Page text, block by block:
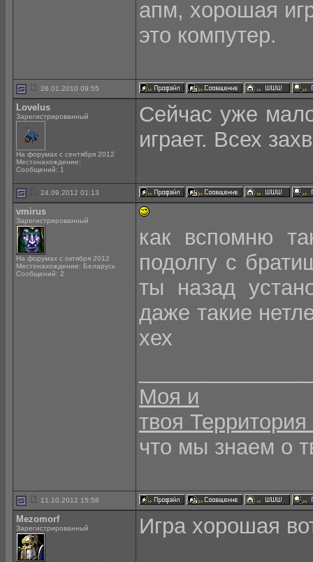
апм, хорошая
это компутер.
26.01.2010 09:55
Lovelus
Зарегистрированный
На форумах с сентября 2012
Местонахождение:
Сообщений: 1
Сейчас уже
играет. Всех
24.09.2012 01:13
vmirus
Зарегистрированный
На форумах с октября 2012
Местонахождение: Беларусь
Сообщений: 2
как вспомню
подолгу с
ты назад
даже такие
хех
Моя и
твоя
что мы знаем о
11.10.2012 15:58
Mezomorf
Зарегистрированный Игра хорошая